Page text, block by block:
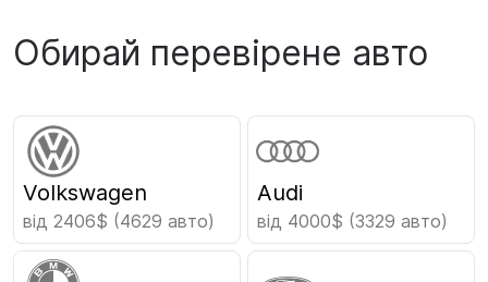
Обирай перевірене авто
Volkswagen
від 2406$ (4629 авто)
Audi
від 4000$ (3329 авто)